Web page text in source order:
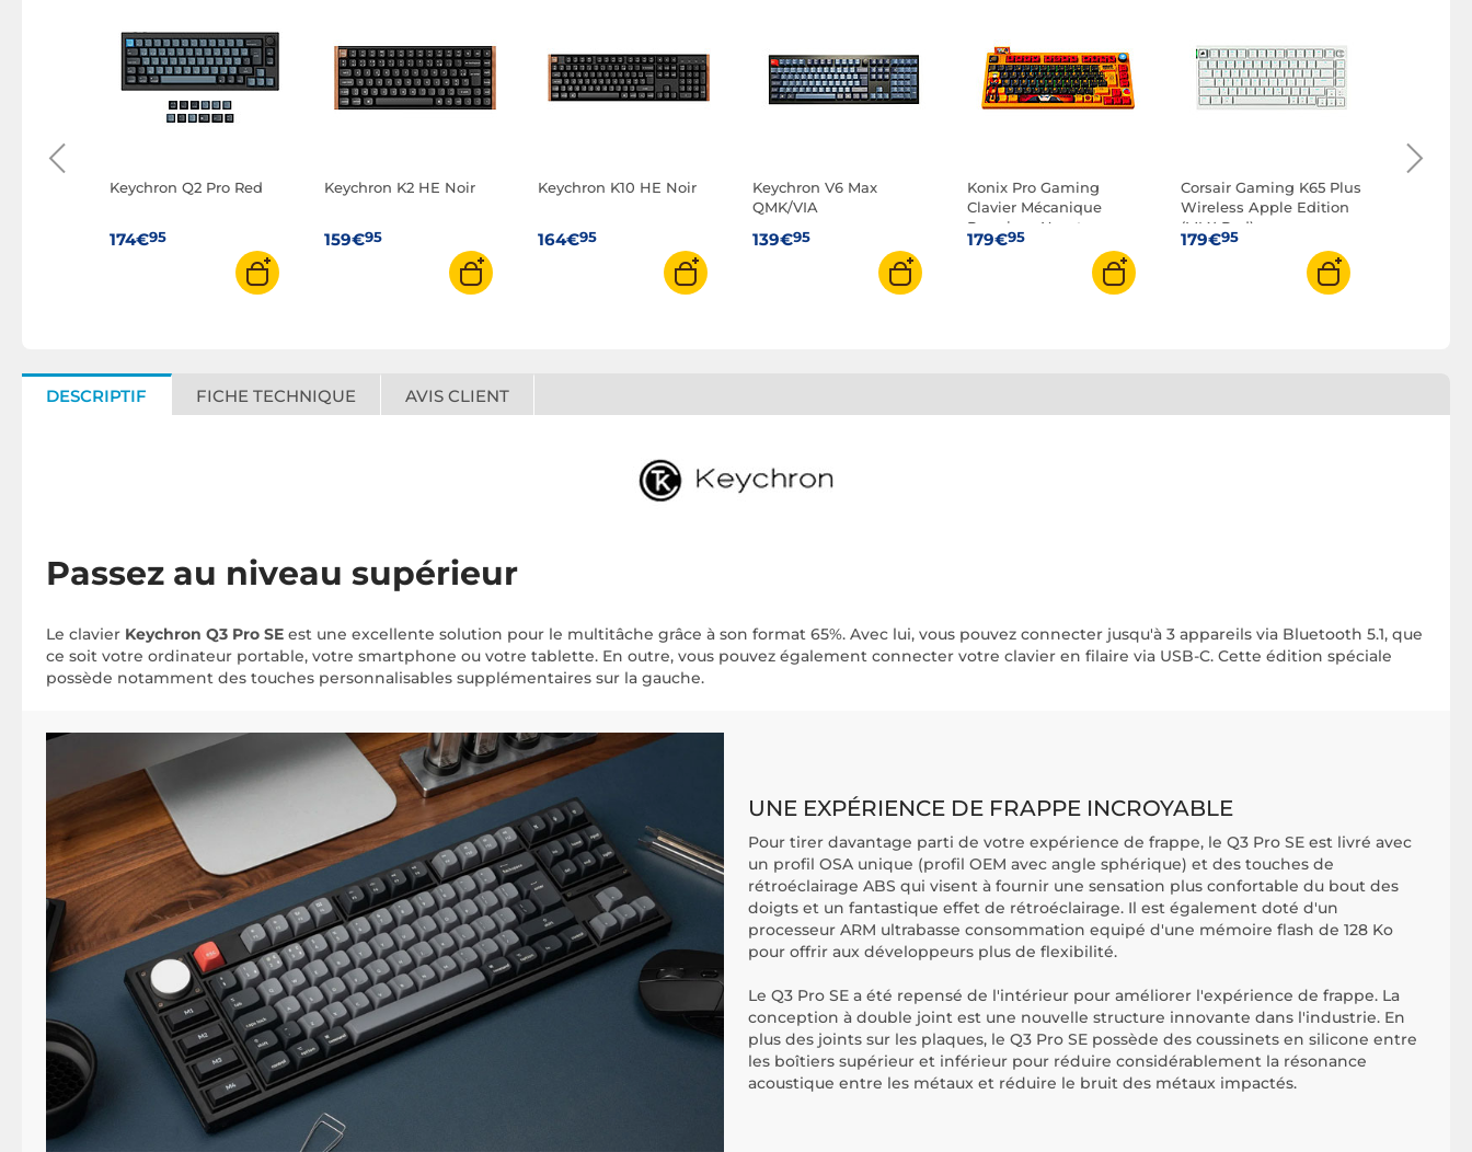
Keychron Q2 Pro Red
174€95
Keychron K2 HE Noir
159€95
Keychron K10 HE Noir
164€95
Keychron V6 Max
QMK/VIA
139€95
Konix Pro Gaming
Clavier Mécanique
Premium Naruto
Shippuden - Edition
179€95
Corsair Gaming K65 Plus
Wireless Apple Edition
(MLX Red)
179€95
DESCRIPTIF FICHE TECHNIQUE AVIS CLIENT
Passez au niveau supérieur
Le clavier Keychron Q3 Pro SE est une excellente solution pour le multitâche grâce à son format 65%. Avec lui, vous pouvez connecter jusqu'à 3 appareils via Bluetooth 5.1, que
ce soit votre ordinateur portable, votre smartphone ou votre tablette. En outre, vous pouvez également connecter votre clavier en filaire via USB-C. Cette édition spéciale
possède notamment des touches personnalisables supplémentaires sur la gauche.
UNE EXPÉRIENCE DE FRAPPE INCROYABLE
Pour tirer davantage parti de votre expérience de frappe, le Q3 Pro SE est livré avec
un profil OSA unique (profil OEM avec angle sphérique) et des touches de
rétroéclairage ABS qui visent à fournir une sensation plus confortable du bout des
doigts et un fantastique effet de rétroéclairage. Il est également doté d'un
processeur ARM ultrabasse consommation equipé d'une mémoire flash de 128 Ko
pour offrir aux développeurs plus de flexibilité.
Le Q3 Pro SE a été repensé de l'intérieur pour améliorer l'expérience de frappe. La
conception à double joint est une nouvelle structure innovante dans l'industrie. En
plus des joints sur les plaques, le Q3 Pro SE possède des coussinets en silicone entre
les boîtiers supérieur et inférieur pour réduire considérablement la résonance
acoustique entre les métaux et réduire le bruit des métaux impactés.